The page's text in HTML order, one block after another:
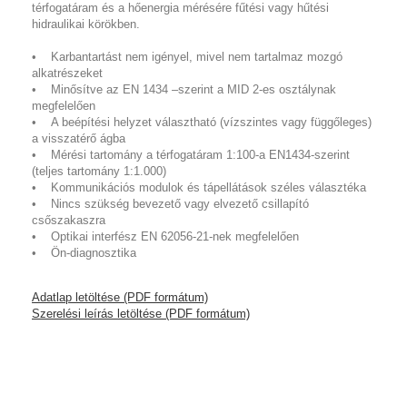
térfogatáram és a hőenergia mérésére fűtési vagy hűtési
hidraulikai körökben.
• Karbantartást nem igényel, mivel nem tartalmaz mozgó
alkatrészeket
• Minősítve az EN 1434 –szerint a MID 2-es osztálynak
megfelelően
• A beépítési helyzet választható (vízszintes vagy függőleges)
a visszatérő ágba
• Mérési tartomány a térfogatáram 1:100-a EN1434-szerint
(teljes tartomány 1:1.000)
• Kommunikációs modulok és tápellátások széles választéka
• Nincs szükség bevezető vagy elvezető csillapító
csőszakaszra
• Optikai interfész EN 62056-21-nek megfelelően
• Ön-diagnosztika
Adatlap letöltése (PDF formátum)
Szerelési leírás letöltése (PDF formátum)